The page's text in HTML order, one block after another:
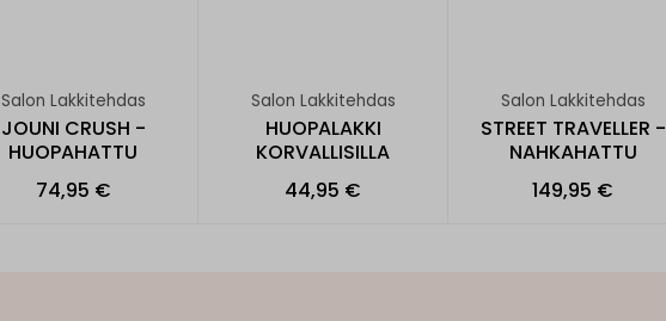
Salon Lakkitehdas
JOUNI CRUSH -
HUOPAHATTU
74,95 €
Salon Lakkitehdas
HUOPALAKKI
KORVALLISILLA
44,95 €
Salon Lakkitehdas
STREET TRAVELLER -
NAHKAHATTU
149,95 €